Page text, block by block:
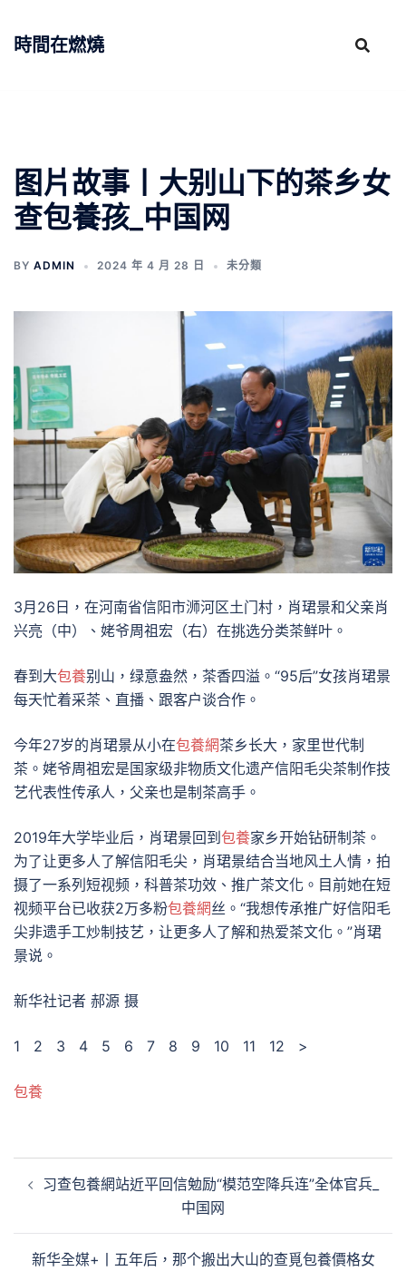
時間在燃燒
图片故事丨大别山下的茶乡女
查包養孩_中国网
BY ADMIN 2024 年 4 月 28 日 未分類
3月26日，在河南省信阳市浉河区土门村，肖珺景和父亲肖
兴亮（中）、姥爷周祖宏（右）在挑选分类茶鲜叶。
春到大包養别山，绿意盎然，茶香四溢。“95后”女孩肖珺景
每天忙着采茶、直播、跟客户谈合作。
今年27岁的肖珺景从小在包養網茶乡长大，家里世代制
茶。姥爷周祖宏是国家级非物质文化遗产信阳毛尖茶制作技
艺代表性传承人，父亲也是制茶高手。
2019年大学毕业后，肖珺景回到 包養家乡开始钻研制茶。
为了让更多人了解信阳毛尖，肖珺景结合当地风土人情，拍
摄了一系列短视频，科普茶功效、推广茶文化。目前她在短
视频平台已收获2万多粉包養網丝。“我想传承推广好信阳毛
尖非遗手工炒制技艺，让更多人了解和热爱茶文化。”肖珺
景说。
新华社记者 郝源 摄
1 2 3 4 5 6 7 8 9 10 11 12 >
包養
章 习查包養網站近平回信勉励“模范空降兵连”全体官兵_
中国网
新华全媒+丨五年后，那个搬出大山的查覓包養價格女